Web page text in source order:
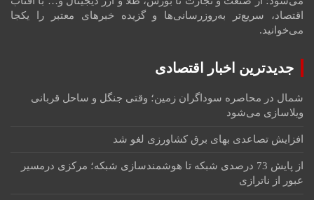
اقتصاد، سریع‌تر به‌روزرسانی‌ها و گزیده خبرهای معتبر را یکجا
می‌خوانید.
جدیدترین اخبار اقتصادی
شمال در محاصره سوداگران زمین؛ وقتی جنگل و ساحل قربانی
ویلاسازی می‌شود
افزایش تصاعدی بهای برق کشاورزی لغو شد
از پایش 73 درصدی شبکه تا هوشمندسازی شبکه؛ مرکزی درمسیر
عبور از ناترازی